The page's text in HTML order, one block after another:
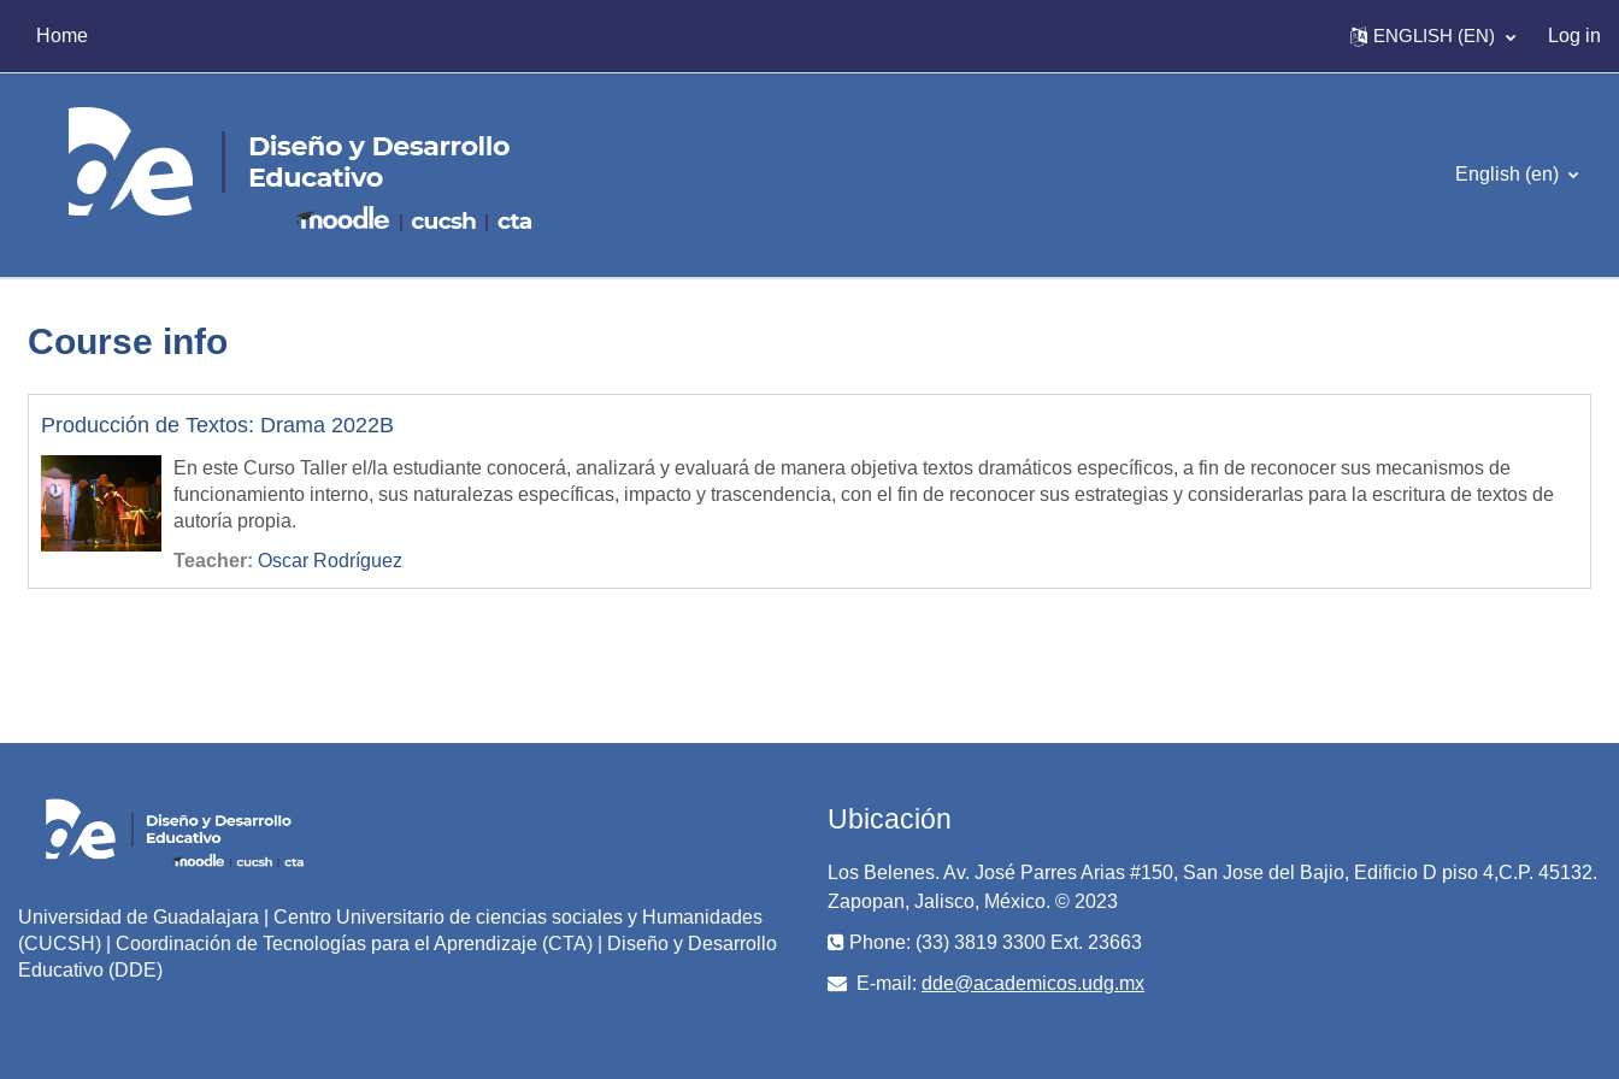
Home
ENGLISH ‎(EN)‎ Log in
English ‎(en)‎
Course info
Producción de Textos: Drama 2022B
En este Curso Taller el/la estudiante conocerá, analizará y evaluará de manera objetiva textos dramáticos específicos, a fin de reconocer sus mecanismos de
funcionamiento interno, sus naturalezas específicas, impacto y trascendencia, con el fin de reconocer sus estrategias y considerarlas para la escritura de textos de
autoría propia.
Teacher: Oscar Rodríguez
Universidad de Guadalajara | Centro Universitario de ciencias sociales y Humanidades
(CUCSH) | Coordinación de Tecnologías para el Aprendizaje (CTA) | Diseño y Desarrollo
Educativo (DDE)
Ubicación
Los Belenes. Av. José Parres Arias #150, San Jose del Bajio, Edificio D piso 4,C.P. 45132.
Zapopan, Jalisco, México. © 2023
Phone: (33) 3819 3300 Ext. 23663
E-mail: dde@academicos.udg.mx